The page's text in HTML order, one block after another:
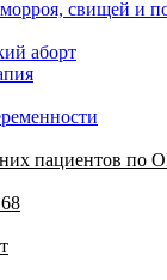
свищей и
аборт
пациентов